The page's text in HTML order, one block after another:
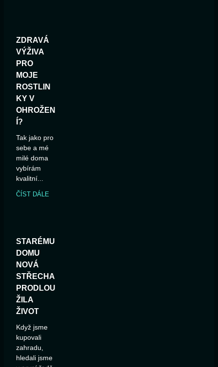
ZDRAVÁ
VÝŽIVA
PRO
MOJE
ROSTLIN
KY V
OHROŽEN
Í?
Tak jako pro
sebe a mé
milé doma
vybírám
kvalitní...
ČÍST DÁLE
STARÉMU
DOMU
NOVÁ
STŘECHA
PRODLOU
ŽILA
ŽIVOT
Když jsme
kupovali
zahradu,
hledali jsme